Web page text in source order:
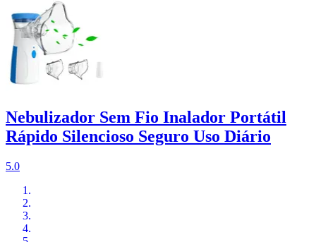
Nebulizador Sem Fio Inalador Portátil
Rápido Silencioso Seguro Uso Diário
5.0